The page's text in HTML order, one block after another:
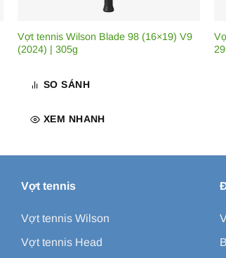
Vợt tennis Wilson Blade 98 (16×19) V9
(2024) | 305g
SO SÁNH
XEM NHANH
Vợt tennis
Vợt tennis Wilson
Vợt tennis Head